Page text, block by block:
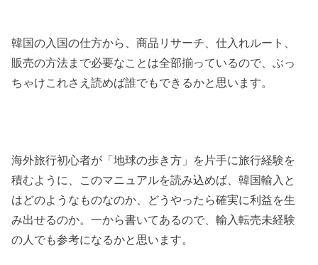
韓国の入国の仕方から、商品リサーチ、仕入れルート、
販売の方法まで必要なことは全部揃っているので、ぶっ
ちゃけこれさえ読めば誰でもできるかと思います。
海外旅行初心者が「地球の歩き方」を片手に旅行経験を
積むように、このマニュアルを読み込めば、韓国輸入と
はどのようなものなのか、どうやったら確実に利益を生
み出せるのか。一から書いてあるので、輸入転売未経験
の人でも参考になるかと思います。